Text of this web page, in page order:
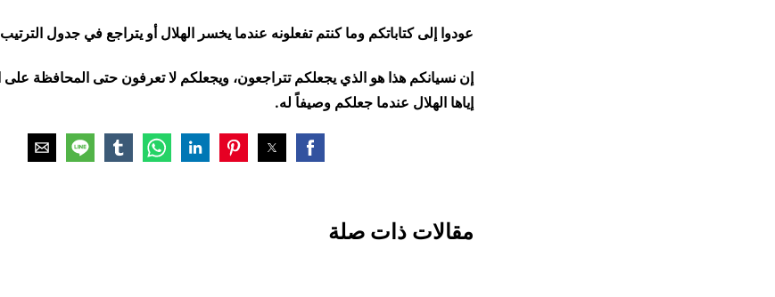
​عودوا إلى كتاباتكم وما كنتم تفعلونه عندما يخسر الهلال أو يتراجع في جدول
إن نسيانكم هذا هو الذي يجعلكم تتراجعون، ويجعلكم لا تعرفون حتى المحافظة على
إياها الهلال عندما جعلكم وصيفاً له.
مقالات ذات صلة